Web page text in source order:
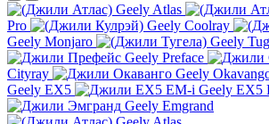
Geely Atlas
Pro
Geely Coolray
Geely Monjaro
Geely
Geely Preface
Cityray
Geely
Geely EX5
Geely EX5
Geely Emgrand